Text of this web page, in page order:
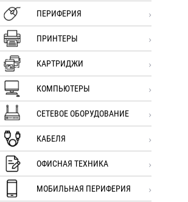
ПЕРИФЕРИЯ
ПРИНТЕРЫ
КАРТРИДЖИ
КОМПЬЮТЕРЫ
СЕТЕВОЕ ОБОРУДОВАНИЕ
КАБЕЛЯ
ОФИСНАЯ ТЕХНИКА
МОБИЛЬНАЯ ПЕРИФЕРИЯ